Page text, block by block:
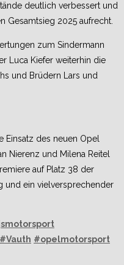
deutlich verbessert und
Gesamtsieg 2025 aufrecht.
zum Sindermann
Luca Kiefer weiterhin die
und Brüdern Lars und
Einsatz des neuen Opel
Nierenz und Milena Reitel
auf Platz 38 der
und ein vielversprechender
#Vauth #opelmotorsport